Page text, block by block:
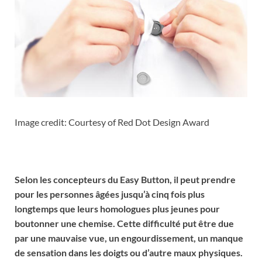
Image credit: Courtesy of Red Dot Design Award
Selon les concepteurs du Easy Button, il peut prendre
pour les personnes âgées jusqu’à cinq fois plus
longtemps que leurs homologues plus jeunes pour
boutonner une chemise. Cette difficulté put être due
par une mauvaise vue, un engourdissement, un manque
de sensation dans les doigts ou d’autre maux physiques.